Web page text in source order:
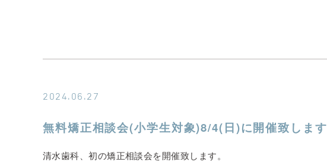
2024.06.27
無料矯正相談会(小学生対象)8/4(日)に開催致します
清水歯科、初の矯正相談会を開催致します。